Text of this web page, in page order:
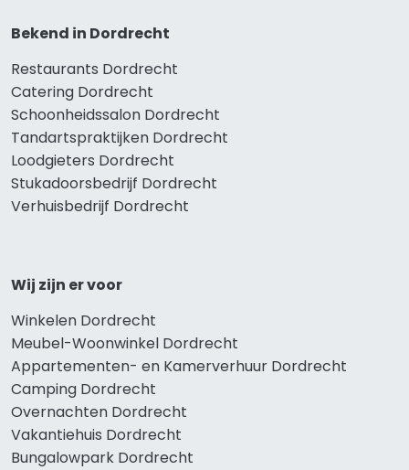
Bekend in Dordrecht
Restaurants Dordrecht
Catering Dordrecht
Schoonheidssalon Dordrecht
Tandartspraktijken Dordrecht
Loodgieters Dordrecht
Stukadoorsbedrijf Dordrecht
Verhuisbedrijf Dordrecht
Wij zijn er voor
Winkelen Dordrecht
Meubel-Woonwinkel Dordrecht
Appartementen- en Kamerverhuur Dordrecht
Camping Dordrecht
Overnachten Dordrecht
Vakantiehuis Dordrecht
Bungalowpark Dordrecht